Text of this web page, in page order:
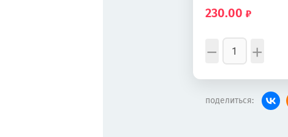
230.00
− +
поделиться: